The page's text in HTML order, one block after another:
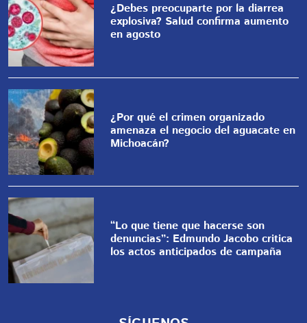
¿Debes preocuparte por la diarrea
explosiva? Salud confirma aumento
en agosto
¿Por qué el crimen organizado
amenaza el negocio del aguacate en
Michoacán?
“Lo que tiene que hacerse son
denuncias”: Edmundo Jacobo critica
los actos anticipados de campaña